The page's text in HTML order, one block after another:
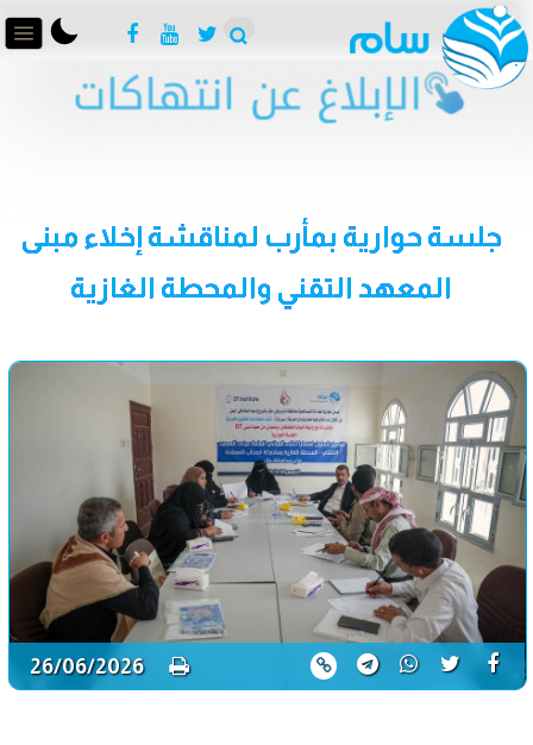
جلسة حوارية بمأرب لمناقشة إخلاء مبنى
المعهد التقني والمحطة الغازية
26/06/2026